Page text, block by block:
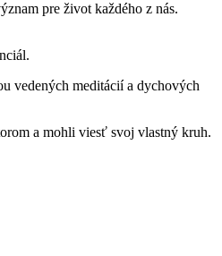
pre život každého z nás.
vedených meditácií a dychových
a mohli viesť svoj vlastný kruh.